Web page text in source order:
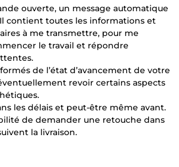
ouverte, un message automatique
Il contient toutes les informations et
à me transmettre, pour me
le travail et répondre
de l’état d’avancement de votre
revoir certains aspects
les délais et peut-être même avant.
de demander une retouche dans
la livraison.